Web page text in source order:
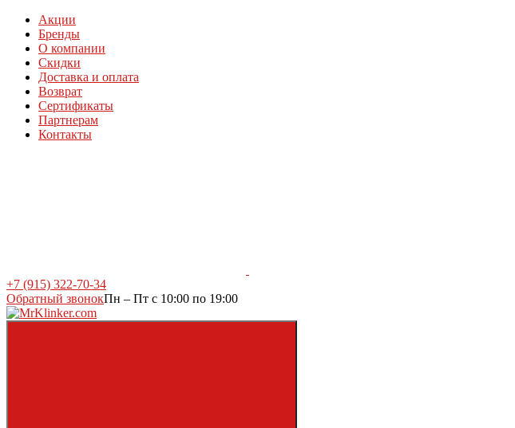
Акции
Бренды
О компании
Скидки
Доставка и оплата
Возврат
Сертификаты
Партнерам
Контакты
+7 (915) 322-70-34
Обратный звонокПн – Пт с 10:00 по 19:00